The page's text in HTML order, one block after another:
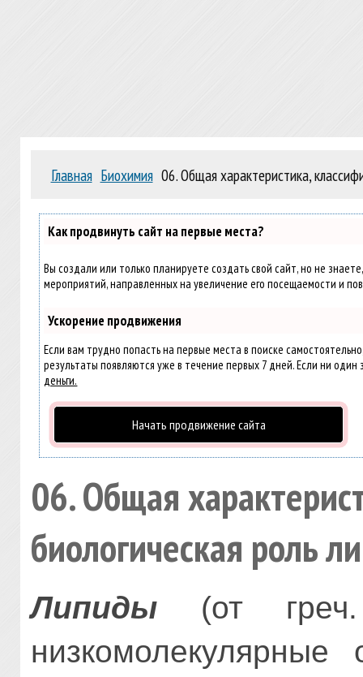
Главная Биохимия 06. Общая характеристика,
Как продвинуть сайт на первые места?
Вы создали или только планируете создать свой сайт, но не
мероприятий, направленных на увеличение его посещаемости и
Ускорение продвижения
Если вам трудно попасть на первые места в поиске
результаты появляются уже в течение первых 7 дней. Если ни
деньги.
Начать продвижение сайта
06. Общая
биологическая роль
Липиды (от
низкомолекулярные